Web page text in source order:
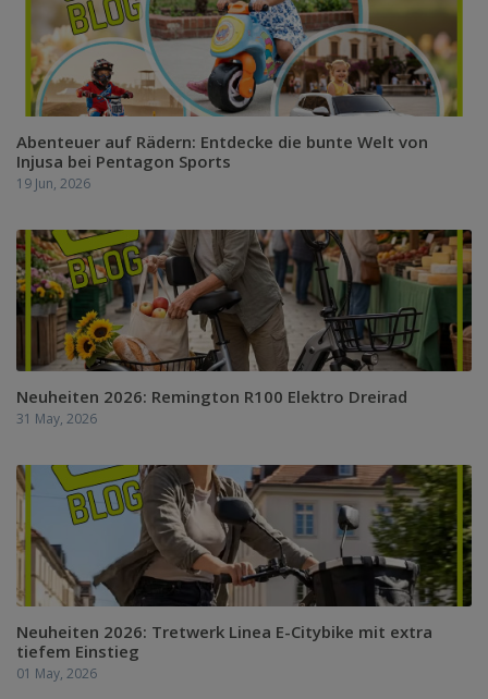
Abenteuer auf Rädern: Entdecke die bunte Welt von
Injusa bei Pentagon Sports
19 Jun, 2026
Neuheiten 2026: Remington R100 Elektro Dreirad
31 May, 2026
Neuheiten 2026: Tretwerk Linea E-Citybike mit extra
tiefem Einstieg
01 May, 2026